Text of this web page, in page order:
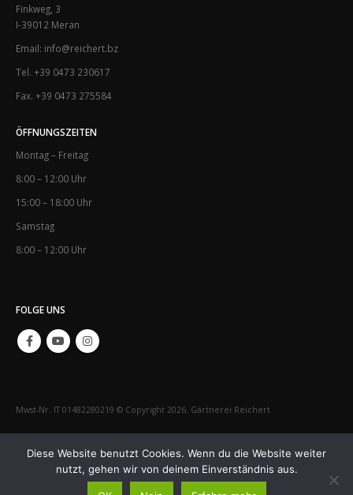
I-39012 Meran
Email: info@reichert.bz
Tel. +39 0473 230617
Fax. +39 0473 275584
Montag – Freitag
8:00 – 12:00 Uhr
15:00 – 18:00 Uhr
Samstag
8:00 – 12:00 Uhr
Diese Website benutzt Cookies. Wenn du die Website weiter
nutzt, gehen wir von deinem Einverständnis aus.